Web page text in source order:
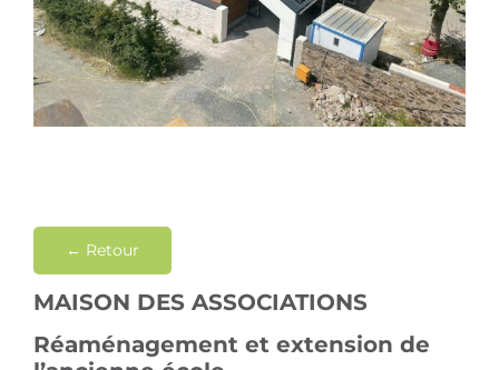
Contact
← Retour
MAISON DES ASSOCIATIONS
Réaménagement et extension de